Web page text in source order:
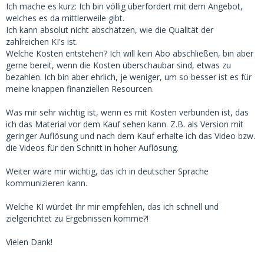
Ich mache es kurz: Ich bin völlig überfordert mit dem Angebot,
welches es da mittlerweile gibt.
Ich kann absolut nicht abschätzen, wie die Qualität der
zahlreichen KI's ist.
Welche Kosten entstehen? Ich will kein Abo abschließen, bin aber
gerne bereit, wenn die Kosten überschaubar sind, etwas zu
bezahlen. Ich bin aber ehrlich, je weniger, um so besser ist es für
meine knappen finanziellen Resourcen.
Was mir sehr wichtig ist, wenn es mit Kosten verbunden ist, das
ich das Material vor dem Kauf sehen kann. Z.B. als Version mit
geringer Auflösung und nach dem Kauf erhalte ich das Video bzw.
die Videos für den Schnitt in hoher Auflösung.
Weiter wäre mir wichtig, das ich in deutscher Sprache
kommunizieren kann.
Welche KI würdet Ihr mir empfehlen, das ich schnell und
zielgerichtet zu Ergebnissen komme?!
Vielen Dank!